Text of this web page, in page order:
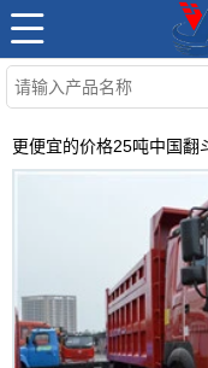
更便宜的价格25吨中国翻